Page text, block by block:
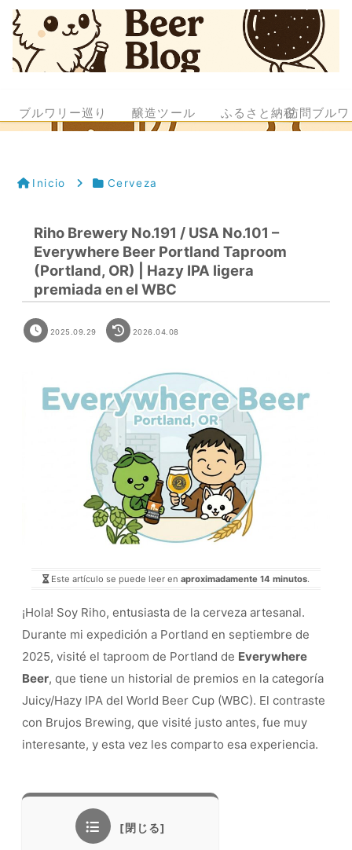
ブルワリー巡り 醸造ツール ふるさと納税訪問ブル
Inicio Cerveza
Riho Brewery No.191 / USA No.101 –
Everywhere Beer Portland Taproom
(Portland, OR) | Hazy IPA ligera
premiada en el WBC
2025.09.29 2026.04.08
Este artículo se puede leer en aproximadamente 14 minutos.
¡Hola! Soy Riho, entusiasta de la cerveza artesanal.
Durante mi expedición a Portland en septiembre de
2025, visité el taproom de Portland de Everywhere
Beer, que tiene un historial de premios en la categoría
Juicy/Hazy IPA del World Beer Cup (WBC). El contraste
con Brujos Brewing, que visité justo antes, fue muy
interesante, y esta vez les comparto esa experiencia.